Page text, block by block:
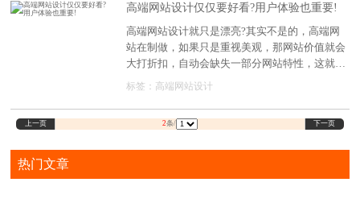
高端网站设计仅仅要好看?用户体验也重要!
高端网站设计就只是漂亮?其实不是的，高端网
站在制做，如果只是重视美观，那网站价值就会
大打折扣，自动会缺失一部分网站特性，这就必
须在网站表面与网站特性层面作出一定的选择，
标签： 高端网站设计
上一页 2条/ 下一页
热门文章